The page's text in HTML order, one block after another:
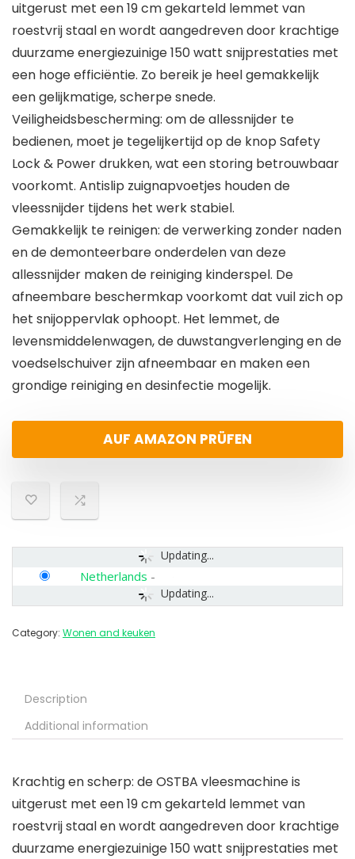
uitgerust met een 19 cm gekarteld lemmet van
roestvrij staal en wordt aangedreven door krachtige
duurzame energiezuinige 150 watt snijprestaties met
een hoge efficiëntie. Zo bereik je heel gemakkelijk
een gelijkmatige, scherpe snede.
Veiligheidsbescherming: om de allessnijder te
bedienen, moet je tegelijkertijd op de knop Safety
Lock & Power drukken, wat een storing betrouwbaar
voorkomt. Antislip zuignapvoetjes houden de
vleessnijder tijdens het werk stabiel.
Gemakkelijk te reinigen: de verwerking zonder naden
en de demonteerbare onderdelen van deze
allessnijder maken de reiniging kinderspel. De
afneembare beschermkap voorkomt dat vuil zich op
het snijoppervlak ophoopt. Het lemmet, de
levensmiddelenwagen, de duwstangverlenging en de
voedselschuiver zijn afneembaar en maken een
grondige reiniging en desinfectie mogelijk.
AUF AMAZON PRÜFEN
Updating...
Updating...
Netherlands -
Category: Wonen and keuken
Description
Additional information
Krachtig en scherp: de OSTBA vleesmachine is
uitgerust met een 19 cm gekarteld lemmet van
roestvrij staal en wordt aangedreven door krachtige
duurzame energiezuinige 150 watt snijprestaties met